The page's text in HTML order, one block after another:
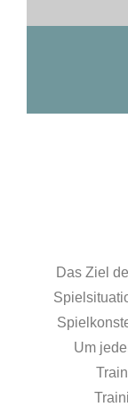
Das Ziel
Um